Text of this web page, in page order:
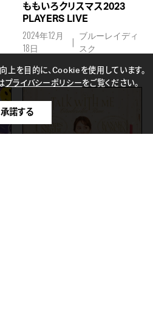
ももいろクリスマス2023
PLAYERS LIVE
2024年12月
18日
ブルーレイディ
スク
上を目的に、Cookieを使用しています。
プライバシーポリシーをご覧ください。
承諾する